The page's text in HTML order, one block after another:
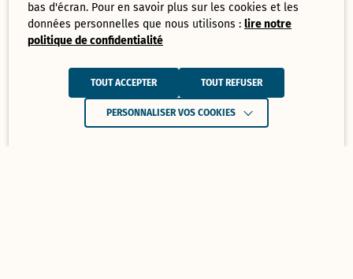
bas d'écran. Pour en savoir plus sur les cookies et les
données personnelles que nous utilisons :lire notre
politique de confidentialité
TOUT ACCEPTER TOUT REFUSER
PERSONNALISER VOS COOKIES